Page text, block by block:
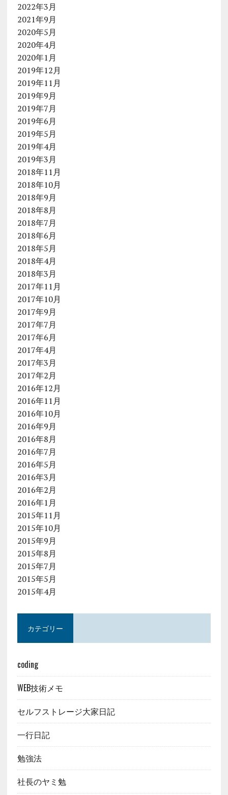
2022年3月
2021年9月
2020年5月
2020年4月
2020年1月
2019年12月
2019年11月
2019年9月
2019年7月
2019年6月
2019年5月
2019年4月
2019年3月
2018年11月
2018年10月
2018年9月
2018年8月
2018年7月
2018年6月
2018年5月
2018年4月
2018年3月
2017年11月
2017年10月
2017年9月
2017年7月
2017年6月
2017年4月
2017年3月
2017年2月
2016年12月
2016年11月
2016年10月
2016年9月
2016年8月
2016年7月
2016年5月
2016年3月
2016年2月
2016年1月
2015年11月
2015年10月
2015年9月
2015年8月
2015年7月
2015年5月
2015年4月
カテゴリー
coding
WEB技術メモ
セルフストレージ大家日記
一行日記
勉強法
社長のヤミ勉